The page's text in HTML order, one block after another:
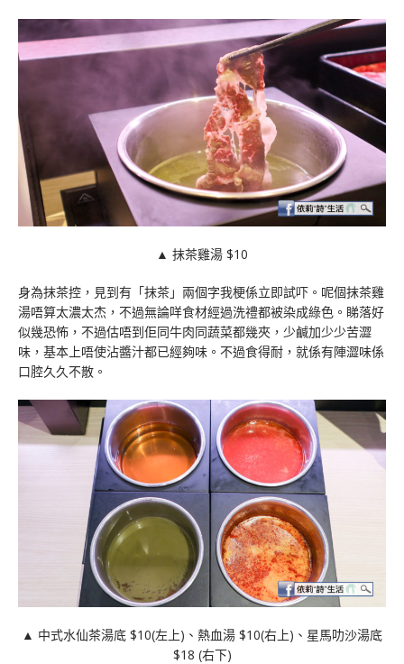
▲ 抹茶雞湯 $10
身為抹茶控，見到有「抹茶」兩個字我梗係立即試吓。呢個抹茶雞
湯唔算太濃太杰，不過無論咩食材經過洗禮都被染成綠色。睇落好
似幾恐怖，不過估唔到佢同牛肉同蔬菜都幾夾，少鹹加少少苦澀
味，基本上唔使沾醬汁都已經夠味。不過食得耐，就係有陣澀味係
口腔久久不散。
▲ 中式水仙茶湯底 $10(左上)、熱血湯 $10(右上)、星馬叻沙湯底
$18 (右下)